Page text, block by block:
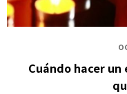
Cuándo hacer